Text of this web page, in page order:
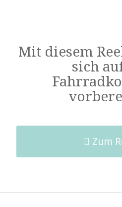
Mit diesem
sich
Zum